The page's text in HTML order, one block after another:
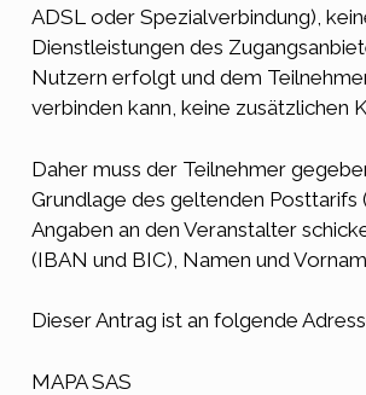
ADSL oder Spezialverbindung),
Dienstleistungen des
Nutzern erfolgt und dem
verbinden kann, keine zusätzlichen
Daher muss der Teilnehmer
Grundlage des geltenden
Angaben an den Veranstalter
(IBAN und BIC), Namen und
Dieser Antrag ist an folgende
MAPA SAS